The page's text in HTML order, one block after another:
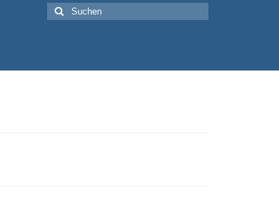
Suche
nach: